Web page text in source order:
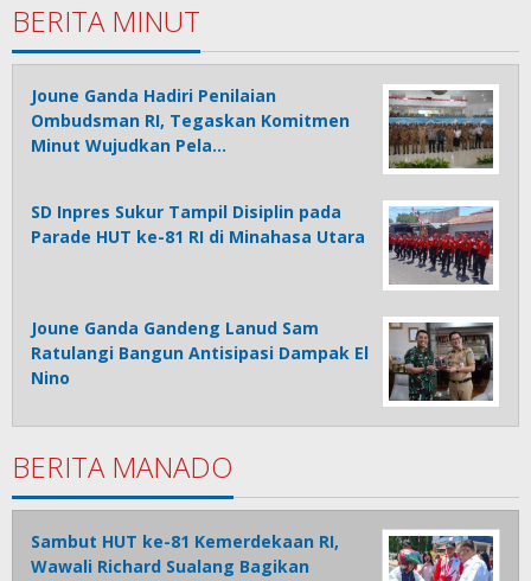
BERITA MINUT
Joune Ganda Hadiri Penilaian
Ombudsman RI, Tegaskan Komitmen
Minut Wujudkan Pela…
SD Inpres Sukur Tampil Disiplin pada
Parade HUT ke-81 RI di Minahasa Utara
Joune Ganda Gandeng Lanud Sam
Ratulangi Bangun Antisipasi Dampak El
Nino
BERITA MANADO
Sambut HUT ke-81 Kemerdekaan RI,
Wawali Richard Sualang Bagikan